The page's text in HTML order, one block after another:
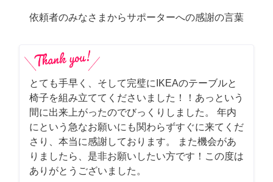
依頼者のみなさまからサポーターへの感謝の言葉
とても手早く、そして完璧にIKEAのテーブルと
椅子を組み立ててくださいました！！あっという
間に出来上がったのでびっくりしました。 年内
にという急なお願いにも関わらずすぐに来てくだ
さり、本当に感謝しております。 また機会があ
りましたら、是非お願いしたい方です！この度は
ありがとうございました。